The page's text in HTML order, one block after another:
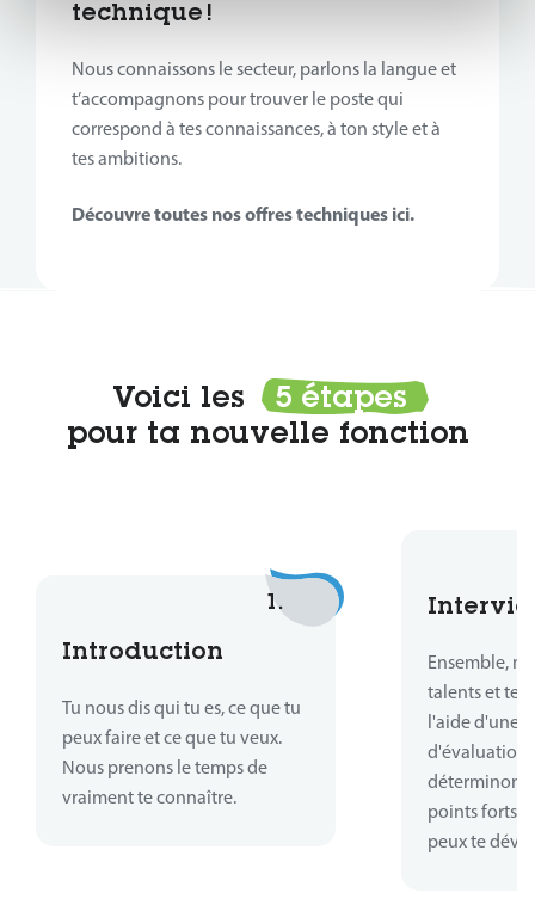
technique !
Nous connaissons le secteur, parlons la langue et
t’accompagnons pour trouver le poste qui
correspond à tes connaissances, à ton style et à
tes ambitions.
Découvre toutes nos offres techniques ici.
Voici les
5 étapes
pour ta nouvelle fonction
1.
Introduction
Tu nous dis qui tu es, ce que tu
peux faire et ce que tu veux.
Nous prenons le temps de
vraiment te connaître.
Ensemble,
talents et tes
l'aide d'une
déterminons
points forts
peux te